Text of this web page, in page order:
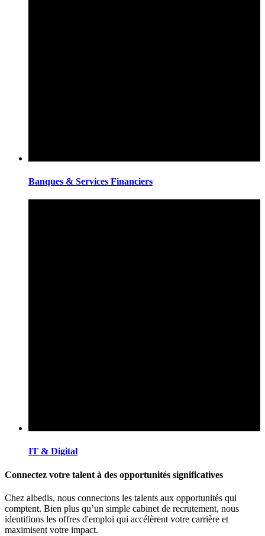
Banques & Services Financiers
IT & Digital
Connectez votre talent à des opportunités significatives
Chez albedis, nous connectons les talents aux opportunités qui
comptent. Bien plus qu’un simple cabinet de recrutement, nous
identifions les offres d'emploi qui accélèrent votre carrière et
maximisent votre impact.